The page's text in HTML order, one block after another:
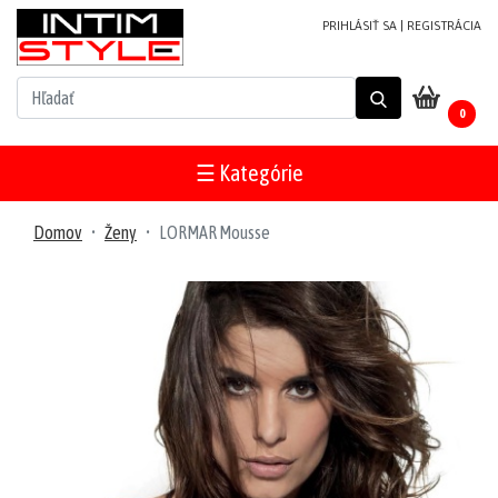
PRIHLÁSIŤ SA REGISTRÁCIA
0
NOVINKY
V
MUŽI
☰ Kategórie
Domov Ženy LORMAR Mousse